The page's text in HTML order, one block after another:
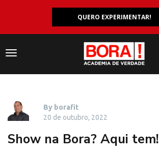
QUERO EXPERIMENTAR!
Navegação
By borafit
20 de outubro, 2022
Show na Bora? Aqui tem!